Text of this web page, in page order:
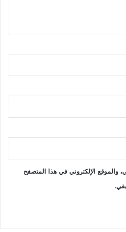
والموقع الإلكتروني في هذا المتصفح